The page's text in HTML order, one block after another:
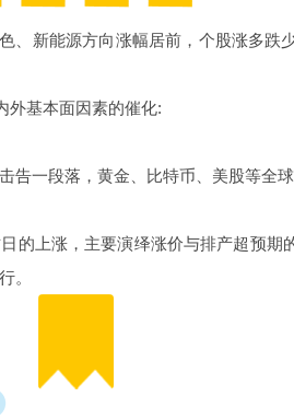
、新能源方向涨幅居前，个股涨多跌
外基本面因素的催化:
告一段落，黄金、比特币、美股等全球
的上涨，主要演绎涨价与排产超预期
。